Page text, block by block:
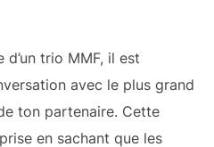
d’un trio MMF, il est
avec le plus grand
ton partenaire. Cette
en sachant que les